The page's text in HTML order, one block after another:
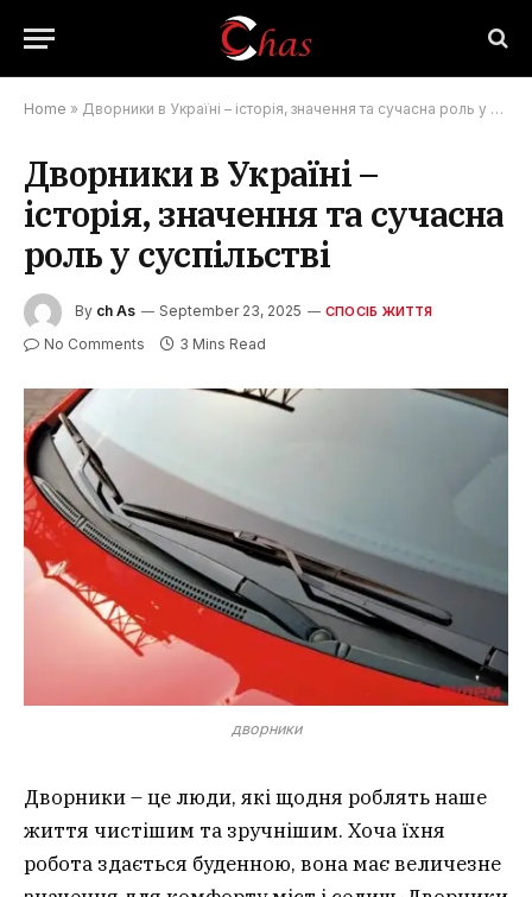
Home » Дворники в Україні – історія, значення та сучасна роль у суспільстві
Дворники в Україні –
історія, значення та сучасна
роль у суспільстві
By ch As September 23, 2025 СПОСІБ ЖИТТЯ
No Comments 3 Mins Read
дворники
Дворники – це люди, які щодня роблять наше
життя чистішим та зручнішим. Хоча їхня
робота здається буденною, вона має величезне